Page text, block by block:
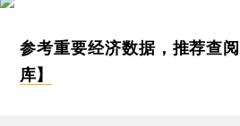
参考重要经济数据，推荐查阅
库】